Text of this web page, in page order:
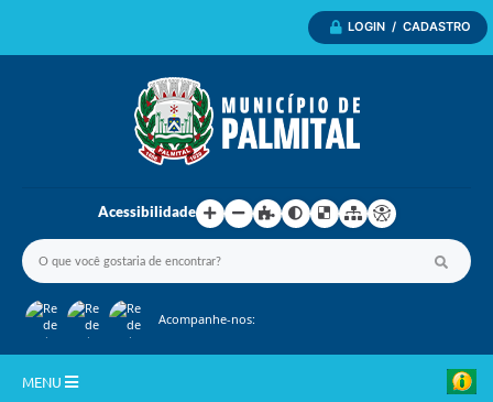
LOGIN / CADASTRO
Acessibilidade
Acompanhe-nos:
MENU